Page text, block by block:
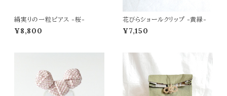
絹実りの一粒ピアス -桜-
¥8,800
花びらショールクリップ -黄緑-
¥7,150